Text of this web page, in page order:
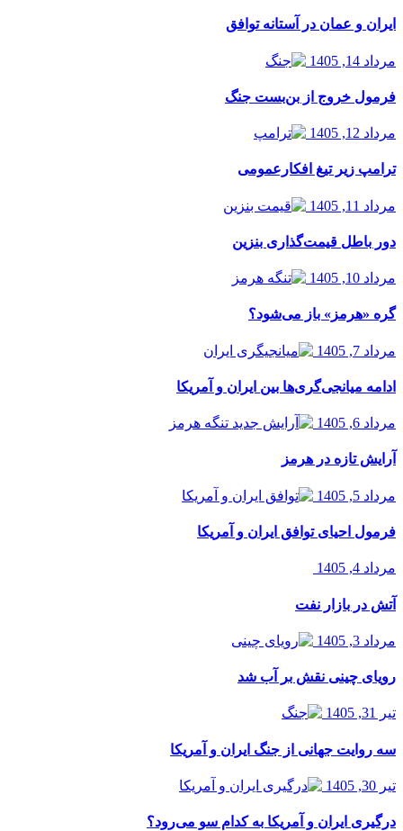
ایران و عمان در آستانه توافق
مرداد 14, 1405
فرمول خروج از بن‌بست جنگ
مرداد 12, 1405
ترامپ زیر تیغ افکارعمومی
مرداد 11, 1405
دور باطل قیمت‌گذاری بنزین
مرداد 10, 1405
گره «هرمز» باز می‌شود؟
مرداد 7, 1405
ادامه میانجی‌گری‌ها بین ایران و آمریکا
مرداد 6, 1405
آرایش تازه در هرمز
مرداد 5, 1405
فرمول احیای توافق ایران و آمریکا
مرداد 4, 1405
آتش در بازار نفت
مرداد 3, 1405
رویای چینی نقش بر آب شد
تیر 31, 1405
سه روایت جهانی از جنگ ایران و آمریکا
تیر 30, 1405
درگیری ایران و آمریکا به کدام سو می‌رود؟